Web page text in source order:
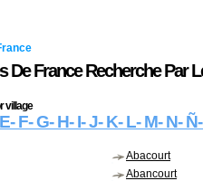
De France Recherche Par
village
- F- G- H- I- J- K- L- M- N- Ñ
Abacourt
Abancourt